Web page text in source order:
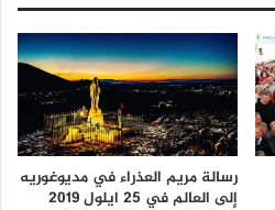
رسالة مريم العذراء في مديوغوريه
إلى العالم في 25 ايلول 2019